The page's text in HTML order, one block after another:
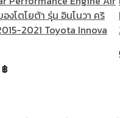
งโตโยต้า รุ่น อินโนวา คริ
2021 Toyota Innova
฿